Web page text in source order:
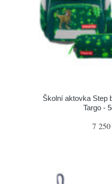
Školní aktovka Step
Targo -
7